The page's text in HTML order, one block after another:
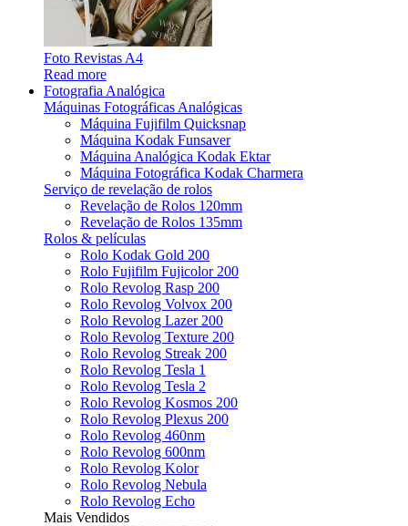
Foto Revistas A4
Read more
Fotografia Analógica
Máquinas Fotográficas Analógicas
Máquina Fujifilm Quicksnap
Máquina Kodak Funsaver
Máquina Analógica Kodak Ektar
Máquina Fotográfica Kodak Charmera
Serviço de revelação de rolos
Revelação de Rolos 120mm
Revelação de Rolos 135mm
Rolos & películas
Rolo Kodak Gold 200
Rolo Fujifilm Fujicolor 200
Rolo Revolog Rasp 200
Rolo Revolog Volvox 200
Rolo Revolog Lazer 200
Rolo Revolog Texture 200
Rolo Revolog Streak 200
Rolo Revolog Tesla 1
Rolo Revolog Tesla 2
Rolo Revolog Kosmos 200
Rolo Revolog Plexus 200
Rolo Revolog 460nm
Rolo Revolog 600nm
Rolo Revolog Kolor
Rolo Revolog Nebula
Rolo Revolog Echo
Mais Vendidos